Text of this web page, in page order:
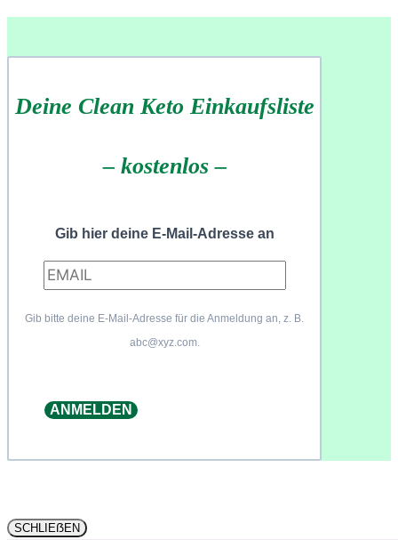
Deine Clean Keto Einkaufsliste
– kostenlos –
Gib hier deine E-Mail-Adresse an
Gib bitte deine E-Mail-Adresse für die Anmeldung an, z. B.
abc@xyz.com.
ANMELDEN
SCHLIEẞEN